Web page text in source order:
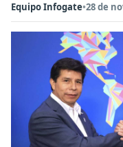
Equipo Infogate•28 de